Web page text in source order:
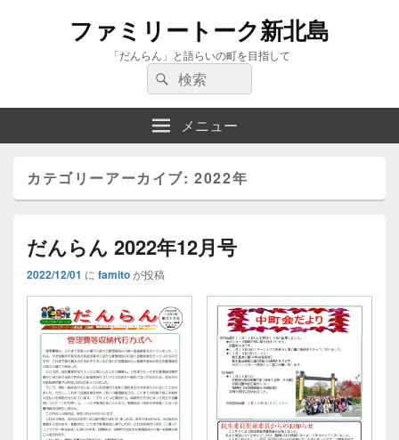
ファミリートーク新北島
「だんらん」と語らいの町を目指して
検
索:
検
索
メニュー
カテゴリーアーカイブ:2022年
だんらん 2022年12月号
2022/12/01 に famitoが投稿